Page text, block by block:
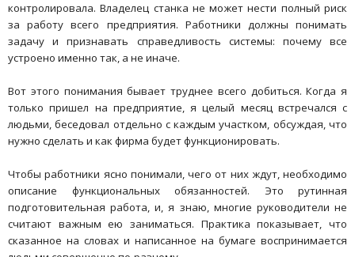
контролировала. Владелец станка не может нести полный риск
за работу всего предприятия. Работники должны понимать
задачу и признавать справедливость системы: почему все
устроено именно так, а не иначе.
Вот этого понимания бывает труднее всего добиться. Когда я
только пришел на предприятие, я целый месяц встречался с
людьми, беседовал отдельно с каждым участком, обсуждая, что
нужно сделать и как фирма будет функционировать.
Чтобы работники ясно понимали, чего от них ждут, необходимо
описание функциональных обязанностей. Это рутинная
подготовительная работа, и, я знаю, многие руководители не
считают важным ею заниматься. Практика показывает, что
сказанное на словах и написанное на бумаге воспринимается